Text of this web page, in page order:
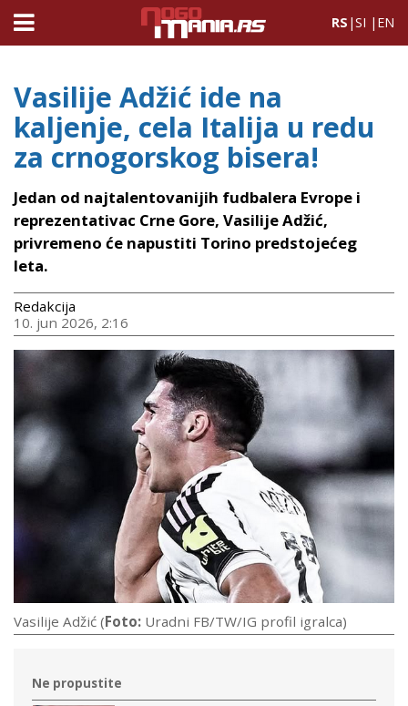
RS |SI | EN
Vasilije Adžić ide na
kaljenje, cela Italija u redu
za crnogorskog bisera!
Jedan od najtalentovanijih fudbalera Evrope i
reprezentativac Crne Gore, Vasilije Adžić,
privremeno će napustiti Torino predstojećeg
leta.
Redakcija
10. jun 2026, 2:16
Vasilije Adžić (Foto: Uradni FB/TW/IG profil igralca)
Ne propustite